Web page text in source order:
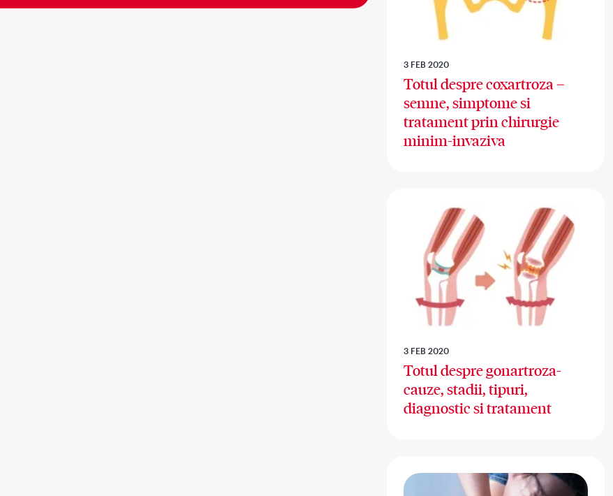
3 FEB 2020
Totul despre coxartroza –
semne, simptome si
tratament prin chirurgie
minim-invaziva
3 FEB 2020
Totul despre gonartroza-
cauze, stadii, tipuri,
diagnostic si tratament